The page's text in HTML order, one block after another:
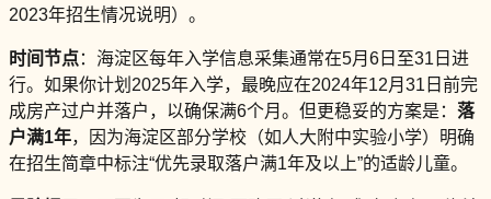
2023年招生情况说明）。
时间节点：海淀区每年入学信息采集通常在5月6日至31日进
行。如果你计划2025年入学，最晚应在2024年12月31日前完
成房产过户并落户，以确保满6个月。但更稳妥的方案是： 落
户满1年，因为海淀区部分学校（如人大附中实验小学）明确
在招生简章中标注“优先录取落户满1年及以上”的适龄儿童。